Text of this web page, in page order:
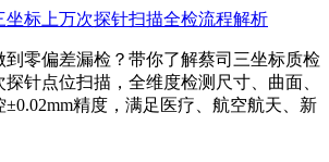
坐标上万次探针扫描全检流程解析
零偏差漏检？带你了解蔡司三坐标质检
针点位扫描，全维度检测尺寸、曲面、
精度，满足医疗、航空航天、新